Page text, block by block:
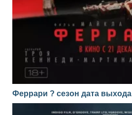
Феррари ? сезон дата выхода